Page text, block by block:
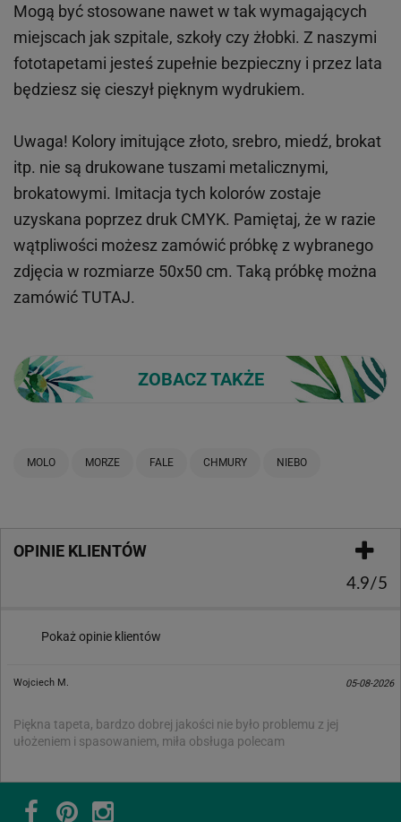
Mogą być stosowane nawet w tak wymagających
miejscach jak szpitale, szkoły czy żłobki. Z naszymi
fototapetami jesteś zupełnie bezpieczny i przez lata
będziesz się cieszył pięknym wydrukiem.
Uwaga! Kolory imitujące złoto, srebro, miedź, brokat
itp. nie są drukowane tuszami metalicznymi,
brokatowymi. Imitacja tych kolorów zostaje
uzyskana poprzez druk CMYK. Pamiętaj, że w razie
wątpliwości możesz zamówić próbkę z wybranego
zdjęcia w rozmiarze 50x50 cm. Taką próbkę można
zamówićTUTAJ.
ZOBACZ TAKŻE
MOLO MORZE FALE CHMURY NIEBO
OPINIE KLIENTÓW
4.9/5
Pokaż opinie klientów
Wojciech M. 05-08-2026
Piękna tapeta, bardzo dobrej jakości nie było problemu z jej
ułożeniem i spasowaniem, miła obsługa polecam